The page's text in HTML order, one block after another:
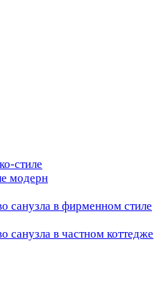
стиле
модерн
санузла в фирменном стиле
санузла в частном коттедже